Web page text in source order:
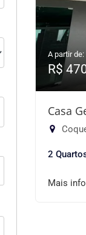
A partir de:
R$
Casa
2
Mais